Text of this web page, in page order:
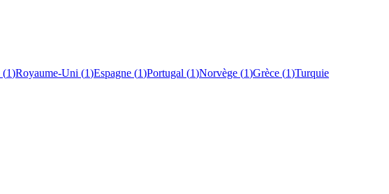
(1)Royaume-Uni (1)Espagne (1)Portugal (1)Norvège (1)Grèce (1)Turquie